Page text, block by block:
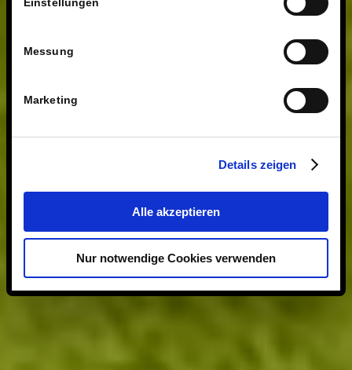
Einstellungen
Messung
Marketing
Details zeigen
Alle akzeptieren
Nur notwendige Cookies verwenden